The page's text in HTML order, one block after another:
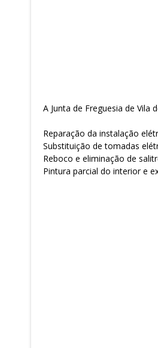
A Junta de Freguesia de Vila
Reparação da instalação
Substituição de tomadas
Reboco e eliminação de
Pintura parcial do interior e